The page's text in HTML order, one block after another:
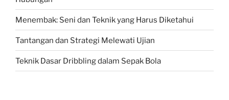
Menembak: Seni dan Teknik yang Harus Diketahui
Tantangan dan Strategi Melewati Ujian
Teknik Dasar Dribbling dalam Sepak Bola